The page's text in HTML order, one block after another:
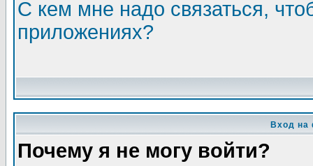
С кем мне надо связаться,
приложениях?
Вход на
Почему я не могу войти?